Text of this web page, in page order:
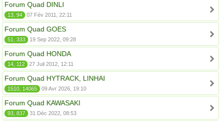
Forum Quad DINLI
13, 94 07 Fév 2011, 22:11
Forum Quad GOES
51, 333 19 Sep 2022, 09:28
Forum Quad HONDA
14, 112 27 Juil 2012, 12:11
Forum Quad HYTRACK, LINHAI
1510, 14065 09 Avr 2026, 19:10
Forum Quad KAWASAKI
93, 837 31 Déc 2022, 08:53